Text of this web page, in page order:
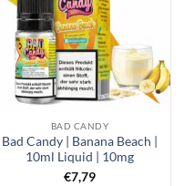
BAD CANDY
Bad Candy | Banana Beach |
10ml Liquid | 10mg
€7,79